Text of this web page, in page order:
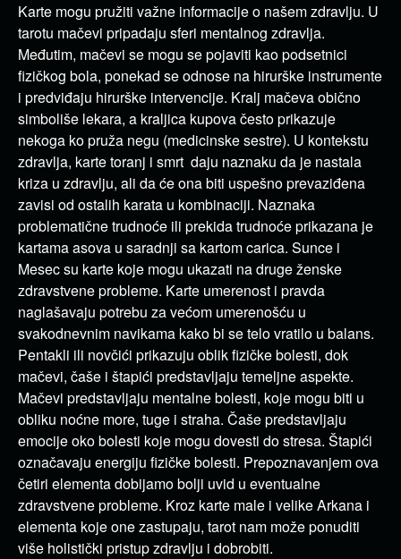
Karte mogu pružiti važne informacije o našem zdravlju. U
tarotu mačevi pripadaju sferi mentalnog zdravlja.
Međutim, mačevi se mogu se pojaviti kao podsetnici
fizičkog bola, ponekad se odnose na hirurške instrumente
i predviđaju hirurške intervencije. Kralj mačeva obično
simboliše lekara, a kraljica kupova često prikazuje
nekoga ko pruža negu (medicinske sestre). U kontekstu
zdravlja, karte toranj i smrt daju naznaku da je nastala
kriza u zdravlju, ali da će ona biti uspešno prevaziđena
zavisi od ostalih karata u kombinaciji. Naznaka
problematične trudnoće ili prekida trudnoće prikazana je
kartama asova u saradnji sa kartom carica. Sunce i
Mesec su karte koje mogu ukazati na druge ženske
zdravstvene probleme. Karte umerenost i pravda
naglašavaju potrebu za većom umerenošću u
svakodnevnim navikama kako bi se telo vratilo u balans.
Pentakli ili novčići prikazuju oblik fizičke bolesti, dok
mačevi, čaše i štapići predstavljaju temeljne aspekte.
Mačevi predstavljaju mentalne bolesti, koje mogu biti u
obliku noćne more, tuge i straha. Čaše predstavljaju
emocije oko bolesti koje mogu dovesti do stresa. Štapići
označavaju energiju fizičke bolesti. Prepoznavanjem ova
četiri elementa dobijamo bolji uvid u eventualne
zdravstvene probleme. Kroz karte male i velike Arkana i
elementa koje one zastupaju, tarot nam može ponuditi
više holistički pristup zdravlju i dobrobiti.